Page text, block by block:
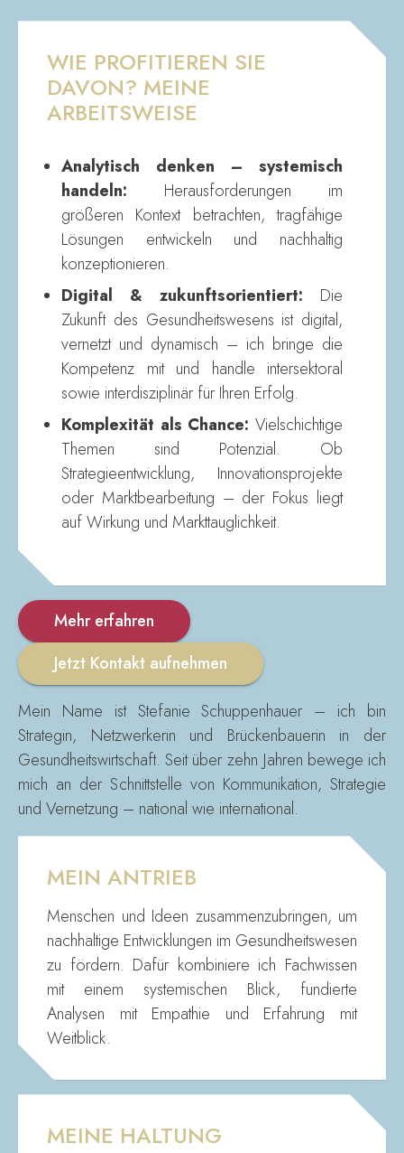
WIE PROFITIEREN SIE
DAVON? MEINE
ARBEITSWEISE
Analytisch denken – systemisch
handeln: Herausforderungen im
größeren Kontext betrachten, tragfähige
Lösungen entwickeln und nachhaltig
konzeptionieren.
Digital & zukunftsorientiert: Die
Zukunft des Gesundheitswesens ist digital,
vernetzt und dynamisch – ich bringe die
Kompetenz mit und handle intersektoral
sowie interdisziplinär für Ihren Erfolg.
Komplexität als Chance: Vielschichtige
Themen sind Potenzial. Ob
Strategieentwicklung, Innovationsprojekte
oder Marktbearbeitung – der Fokus liegt
auf Wirkung und Markttauglichkeit.
Mehr erfahren
Jetzt Kontakt aufnehmen
Mein Name ist Stefanie Schuppenhauer – ich bin
Strategin, Netzwerkerin und Brückenbauerin in der
Gesundheitswirtschaft. Seit über zehn Jahren bewege ich
mich an der Schnittstelle von Kommunikation, Strategie
und Vernetzung – national wie international.
MEIN ANTRIEB
Menschen und Ideen zusammenzubringen, um
nachhaltige Entwicklungen im Gesundheitswesen
zu fördern. Dafür kombiniere ich Fachwissen
mit einem systemischen Blick, fundierte
Analysen mit Empathie und Erfahrung mit
Weitblick.
MEINE HALTUNG